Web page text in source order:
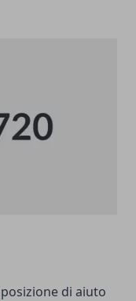
di aiuto